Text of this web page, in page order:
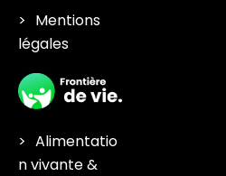
Mentions
légales
Alimentatio
n vivante &